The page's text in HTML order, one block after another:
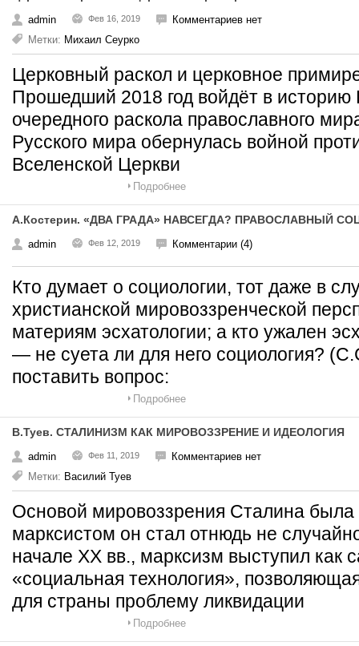
admin Фев 16, 2019
Комментариев нет
Метки: Михаил Сеурко
Церковный раскол и церковное
Прошедший 2018 год войдёт в историю
очередного раскола православного
Русского мира обернулась войной
Вселенской Церкви
Подробнее
А.Костерин. «ДВА ГРАДА» НАВСЕГДА? ПРАВОСЛАВНЫЙ
admin Фев 12, 2019 Комментарии (4)
Кто думает о социологии, тот даже в
христианской мировоззренческой
материям эсхатологии; а кто ужален
— не суета ли для него социология?
поставить вопрос:
Подробнее
В.Туев. СТАЛИНИЗМ КАК МИРОВОЗЗРЕНИЕ И ИДЕОЛОГИЯ
admin Фев 11, 2019
Комментариев нет
Метки: Василий Туев
Основой мировоззрения Сталина была
марксистом он стал отнюдь не
начале ХХ вв., марксизм выступил как
«социальная технология»,
для страны проблему ликвидации
Подробнее